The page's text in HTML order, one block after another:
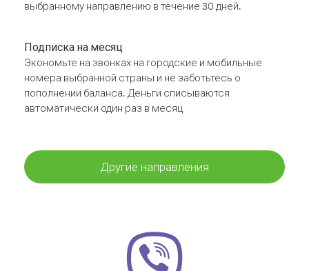
выбранному направлению в течение 30 дней.
Подписка на месяц
Экономьте на звонках на городские и мобильные
номера выбранной страны и не заботьтесь о
пополнении баланса. Деньги списываются
автоматически один раз в месяц
Другие направления